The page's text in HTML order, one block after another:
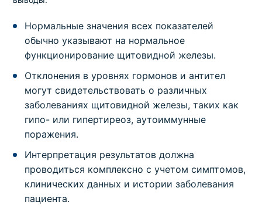
Нормальные значения всех показателей
обычно указывают на нормальное
функционирование щитовидной железы.
Отклонения в уровнях гормонов и антител
могут свидетельствовать о различных
заболеваниях щитовидной железы, таких как
гипо- или гипертиреоз, аутоиммунные
поражения.
Интерпретация результатов должна
проводиться комплексно с учетом симптомов,
клинических данных и истории заболевания
пациента.